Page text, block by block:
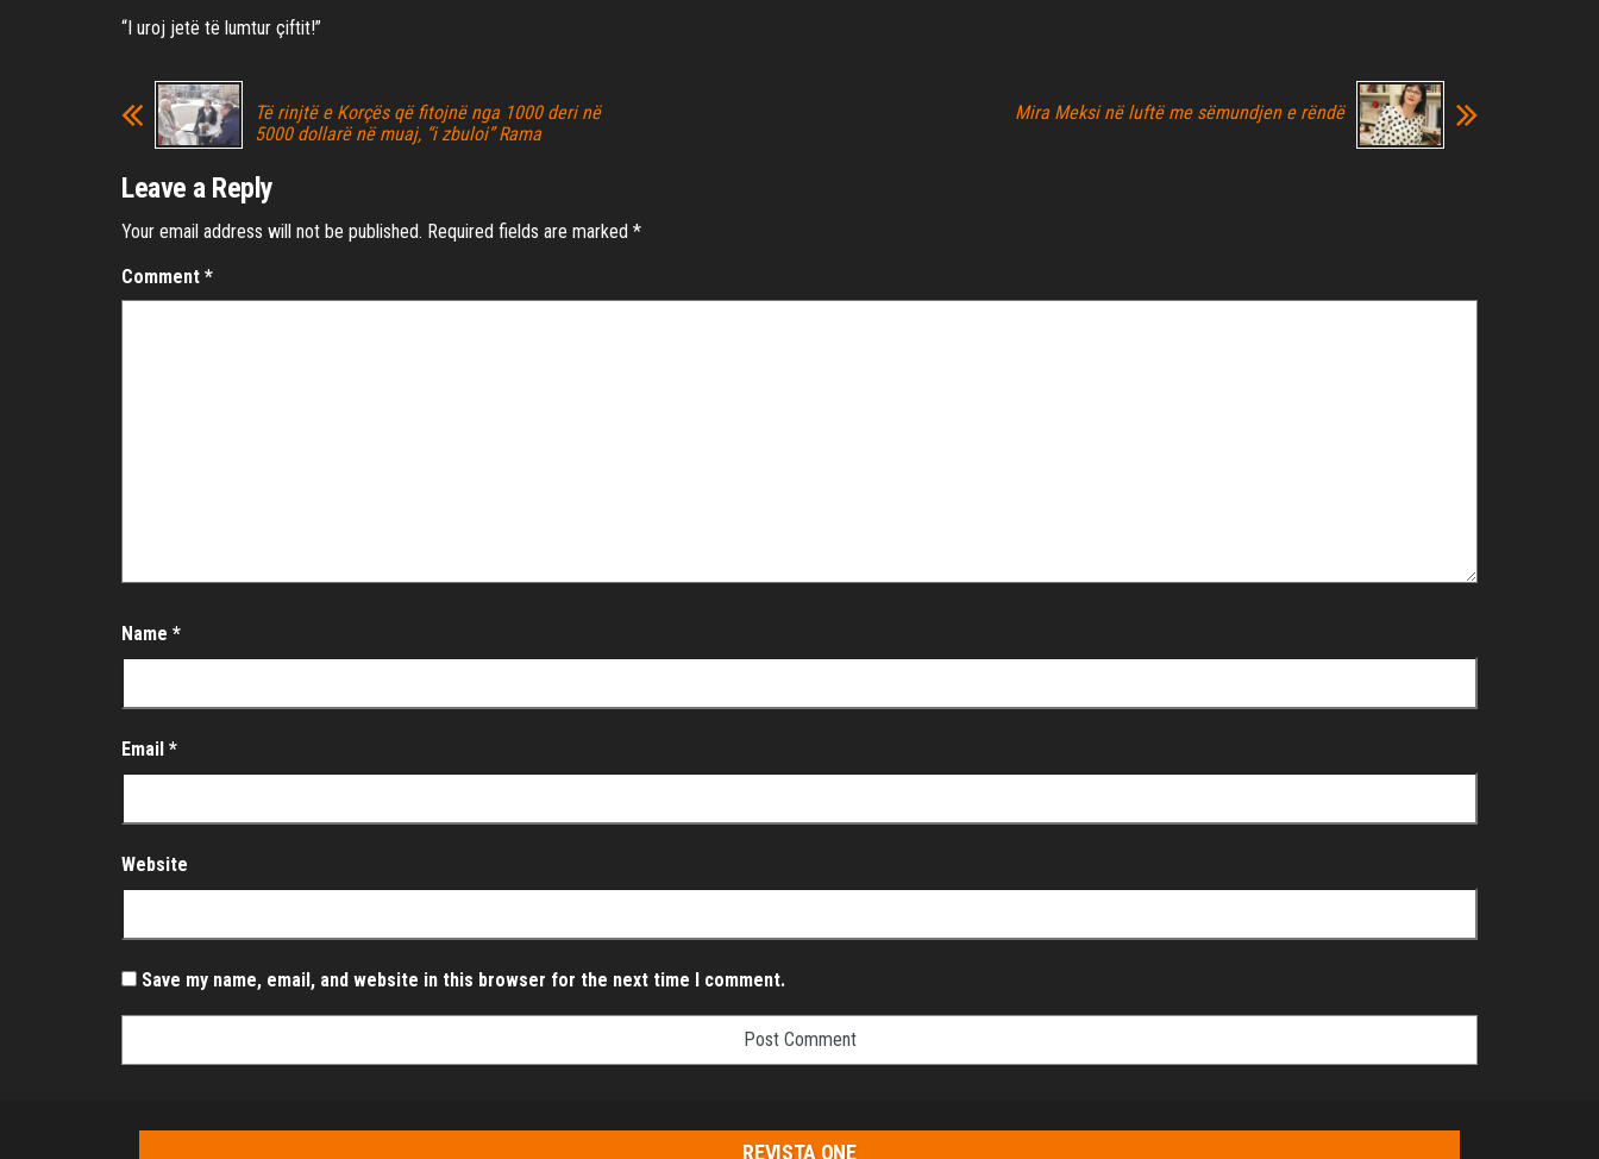
“I uroj jetë të lumtur çiftit!”
Të rinjtë e Korçës që fitojnë nga 1000 deri në
5000 dollarë në muaj, “i zbuloi” Rama
Mira Meksi në luftë me sëmundjen e rëndë
Leave a Reply
Your email address will not be published. Required fields are marked *
Comment *
Name *
Email *
Website
Save my name, email, and website in this browser for the next time I comment.
REVISTA ONE